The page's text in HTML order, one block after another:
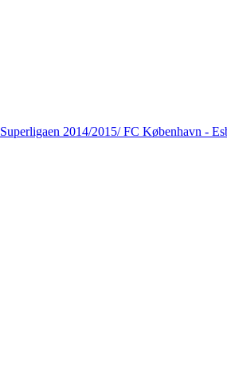
Superligaen 2014/2015/FC København -